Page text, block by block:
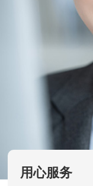
用心服务